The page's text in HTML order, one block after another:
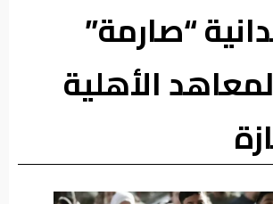
“صارمة”
الأهلية